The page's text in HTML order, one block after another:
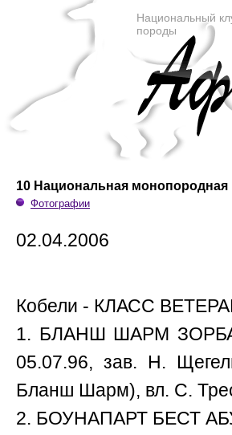
Национальный
породы
10 Национальная монопородная
Фотографии
02.04.2006
Кобели - КЛАСС
1. БЛАНШ ШАРМ
05.07.96, зав. Н.
Бланш Шарм), вл. С.
2. БОУНАПАРТ БЕСТ